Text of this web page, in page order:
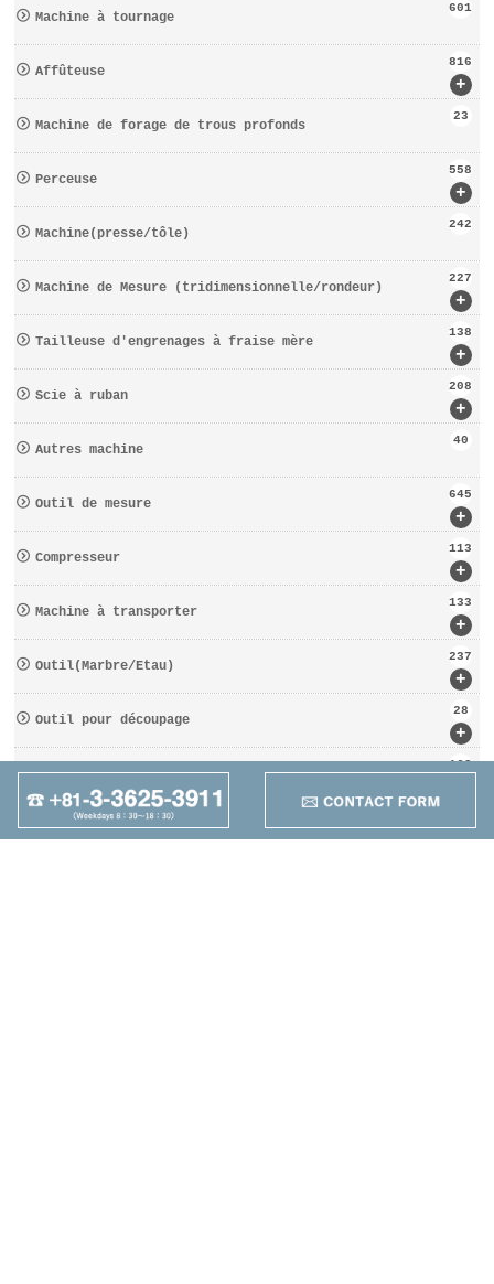
Machine à tournage
601
+
Affûteuse
816
Machine de forage de trous profonds
23
+
Perceuse
558
Machine(presse/tôle)
242
+
Machine de Mesure (tridimensionnelle/rondeur)
227
+
Tailleuse d′engrenages à fraise mère
138
+
Scie à ruban
208
Autres machine
40
+
Outil de mesure
645
+
Compresseur
113
+
Machine à transporter
133
+
Outil(Marbre/Etau)
237
+
Outil pour découpage
28
D′OUTILS COUPANTS
162
+
Autres